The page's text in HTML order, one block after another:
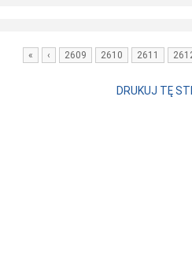
« ‹ 2609 2610 2611
DRUKUJ TĘ